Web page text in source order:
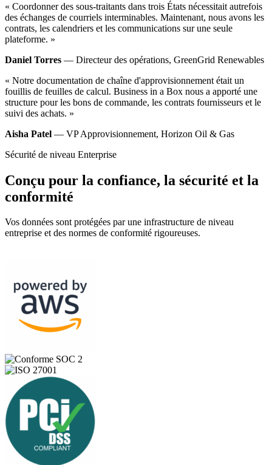
« Coordonner des sous-traitants dans trois États nécessitait autrefois
des échanges de courriels interminables. Maintenant, nous avons les
contrats, les calendriers et les communications sur une seule
plateforme. »
Daniel Torres — Directeur des opérations, GreenGrid Renewables
« Notre documentation de chaîne d'approvisionnement était un
fouillis de feuilles de calcul. Business in a Box nous a apporté une
structure pour les bons de commande, les contrats fournisseurs et le
suivi des achats. »
Aisha Patel — VP Approvisionnement, Horizon Oil & Gas
Sécurité de niveau Enterprise
Conçu pour la confiance, la sécurité et la
conformité
Vos données sont protégées par une infrastructure de niveau
entreprise et des normes de conformité rigoureuses.